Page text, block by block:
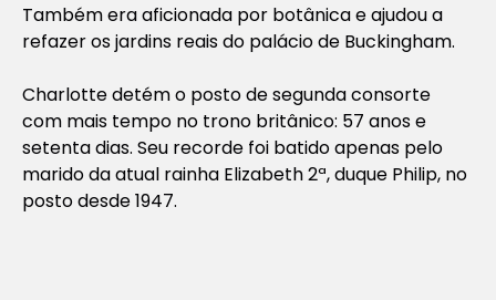
Também era aficionada por botânica e ajudou a
refazer os jardins reais do palácio de Buckingham.
Charlotte detém o posto de segunda consorte
com mais tempo no trono britânico: 57 anos e
setenta dias. Seu recorde foi batido apenas pelo
marido da atual rainha Elizabeth 2ª, duque Philip, no
posto desde 1947.